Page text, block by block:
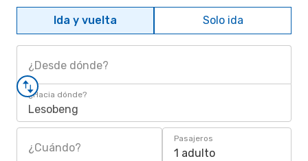
Ida y vuelta Solo ida
¿Desde dónde?
¿Hacia dónde?
Lesobeng
¿Cuándo?
Pasajeros
1 adulto